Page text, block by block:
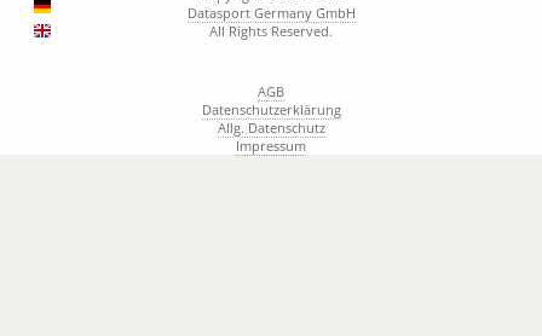
Datasport Germany GmbH
All Rights Reserved.
AGB
Datenschutzerklärung
Allg. Datenschutz
Impressum